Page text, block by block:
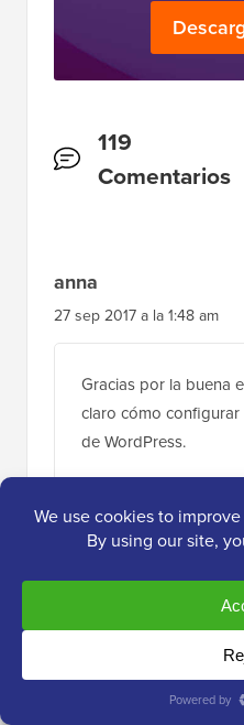
Interacciones
del
119
Comentarios
anna
27 sep 2017 a la 1:48 am
Gracias por la buena
claro cómo
de WordPress.
esto es muy útil